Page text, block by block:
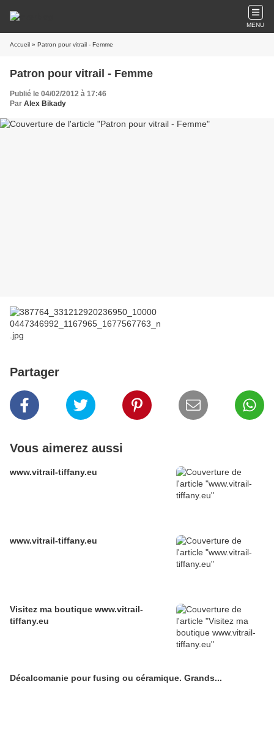
MENU
Accueil » Patron pour vitrail - Femme
Patron pour vitrail - Femme
Publié le 04/02/2012 à 17:46
Par Alex Bikady
Partager
Vous aimerez aussi
www.vitrail-tiffany.eu
www.vitrail-tiffany.eu
Visitez ma boutique www.vitrail-
tiffany.eu
Décalcomanie pour fusing ou céramique. Grands...